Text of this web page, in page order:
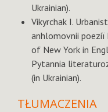
Ukrainian).
Vikyrchak I.
anhlomovnii poeziï
of New York in
Pytannia
(in Ukrainian).
TŁUMACZENIA